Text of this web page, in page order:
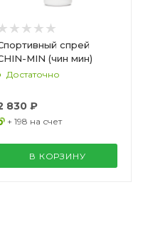
спрей
MIN (чин мин)
Достаточно
830 ₽
+ 198 на счет
В КОРЗИНУ